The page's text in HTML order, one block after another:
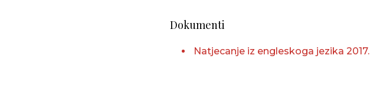
Dokumenti
Natjecanje iz engleskoga jezika 2017.